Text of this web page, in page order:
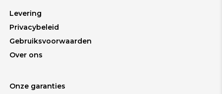
Levering
Privacybeleid
Gebruiksvoorwaarden
Over ons
Onze garanties